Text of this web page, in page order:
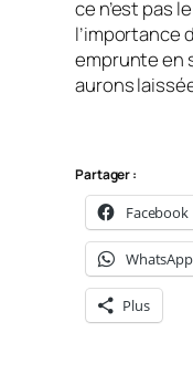
ce n’est pas
l’importance
emprunte en
aurons
Partager :
Facebook
WhatsApp
Plus